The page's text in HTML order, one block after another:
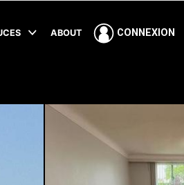
ABOUT CONNEXION